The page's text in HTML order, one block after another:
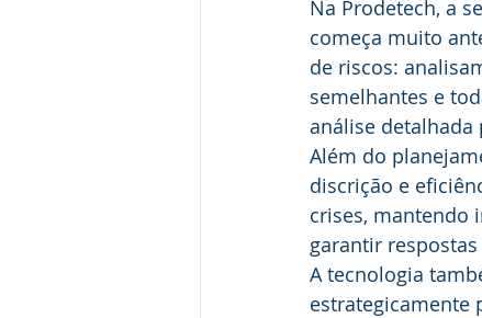
Na Prodetech, a
começa muito
de riscos:
semelhantes e
análise detalhada
Além do
discrição e
crises, mantendo
garantir
A tecnologia
estrategicamente